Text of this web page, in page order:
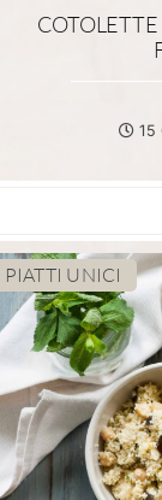
15
PIATTI UNICI